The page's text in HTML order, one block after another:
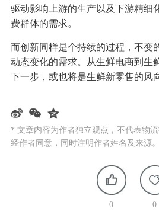
驱动影响上游的生产以及下游精细
费群体的需求。
而创新同样是个持续的过程，不变
动态变化的需求。从生鲜电商到生
下一步，或也将是生鲜新零售的风
* 文章内容为作者独立观点，不代表物
经作者同意，同时注明作者姓名及来源。
0 0